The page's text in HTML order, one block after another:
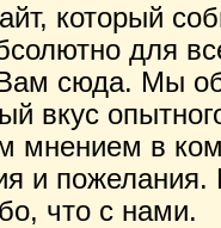
который
для
Вам сюда. Мы
вкус
мнением в
и
что с нами.